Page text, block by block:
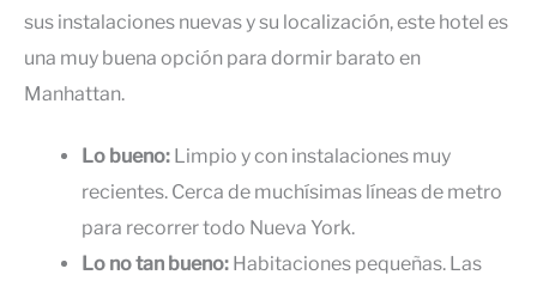
sus instalaciones nuevas y su localización, este hotel es
una muy buena opción para dormir barato en
Manhattan.
Lo bueno: Limpio y con instalaciones muy
recientes. Cerca de muchísimas líneas de metro
para recorrer todo Nueva York.
Lo no tan bueno: Habitaciones pequeñas. Las